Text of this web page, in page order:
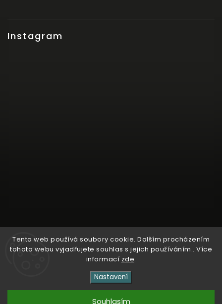
Tento web používá soubory cookie. Dalším procházením
tohoto webu vyjadřujete souhlas s jejich používáním.. Více
informací zde.
Nastavení
Souhlasím
Instagram
Sledovat na Instagramu
vyhrazena.